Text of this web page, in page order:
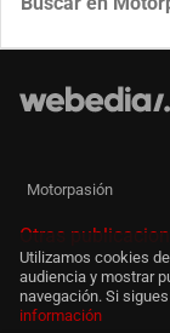
Motorpasión
Otras
Utilizamos cookies
audiencia y mostrar
navegación. Si
información